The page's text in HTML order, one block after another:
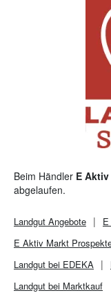
Beim Händler E
abgelaufen.
Landgut Angebote
E Aktiv Markt
Landgut bei EDEKA
Landgut bei Marktkauf